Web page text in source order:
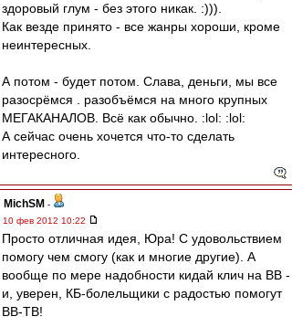
здоровый глум - без этого никак. :))).
Как везде принято - все жанры хороши, кроме
неинтересных.
А потом - будет потом. Слава, деньги, мы все
разосрёмся . разобъёмся на много крупных
МЕГАКАНАЛОВ. Всё как обычно. :lol: :lol:
А сейчас очень хочется что-то сделать
интересного.
MichSM -
10 фев 2012 10:22
Просто отличная идея, Юра! С удовольствием
помогу чем смогу (как и многие другие). А
вообще по мере надобности кидай клич на ВВ -
и, уверен, КБ-болельщики с радостью помогут
ВВ-ТВ!